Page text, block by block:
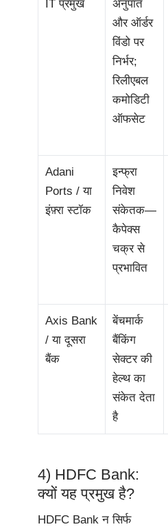
IT प्रमुख
अनुपात
और ऑर्डर
विंडो पर
निर्भर;
रिलीएबल
कमोडिटी
ऑफसेट
Adani
Ports / या
इंफ़्रा स्टॉक
इन्फ्रा
निवेश
संकेतक—
कैपेक्स
चक्र से
प्रभावित
Axis Bank
/ या दूसरा
बैंक
बेंचमार्क
बैंकिंग
सेक्टर की
हेल्थ का
संकेत देता
है
4) HDFC Bank:
क्यों यह प्रमुख है?
HDFC Bank न सिर्फ